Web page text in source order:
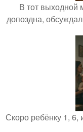
В тот выходной
допоздна,
Скоро ребёнку 1, 6,